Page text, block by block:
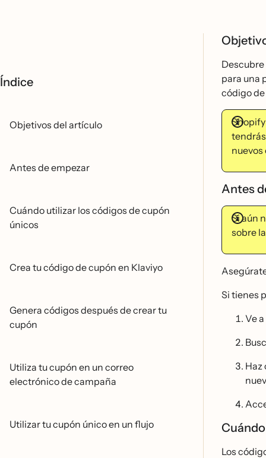
Índice
Objetivos del artículo
Antes de empezar
Cuándo utilizar los códigos de cupón
únicos
Crea tu código de cupón en Klaviyo
Genera códigos después de crear tu
cupón
Utiliza tu cupón en un correo
electrónico de campaña
Utilizar tu cupón único en un flujo
para una
código
Antes
Si aún
sobre
Si tienes
Ve
Haz
Los